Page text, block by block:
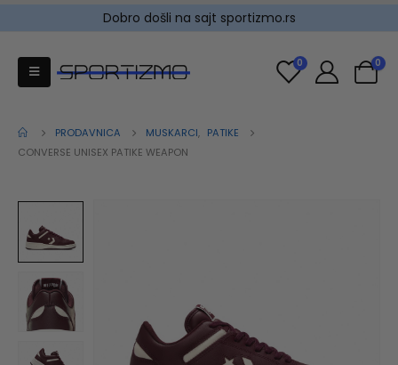
Dobro došli na sajt sportizmo.rs
0 0
PRODAVNICA MUSKARCI, PATIKE
CONVERSE UNISEX PATIKE WEAPON